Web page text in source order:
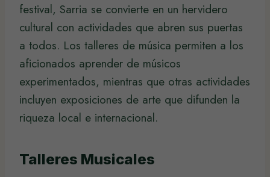
festival, Sarria se convierte en un hervidero
cultural con actividades que abren sus puertas
a todos. Los talleres de música permiten a los
aficionados aprender de músicos
experimentados, mientras que otras actividades
incluyen exposiciones de arte que difunden la
riqueza local e internacional.
Talleres Musicales